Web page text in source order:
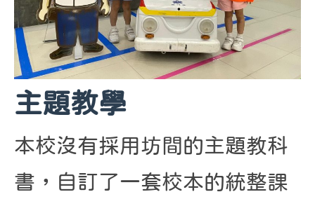
主題教學
本校沒有採用坊間的主題教科
書，自訂了一套校本的統整課